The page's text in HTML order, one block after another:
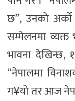
छ”, उनको
सम्मेलनमा व्यक्त
भावना देखिन्छ,
“नेपालमा
ग¥यो तर आज